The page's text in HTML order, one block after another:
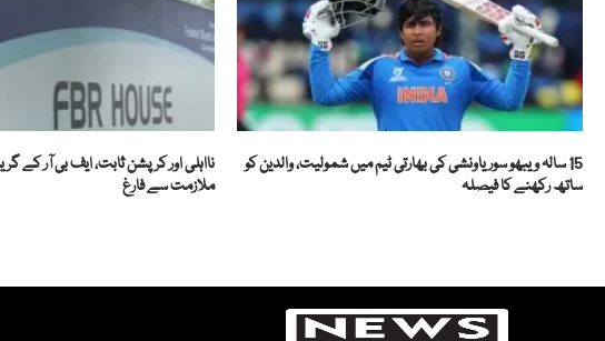
15 سالہ ویبھو سوریاونشی کی بھارتی ٹیم میں شمولیت، والدین کو
ساتھ رکھنے کا فیصلہ
ملازمت سے فارغ